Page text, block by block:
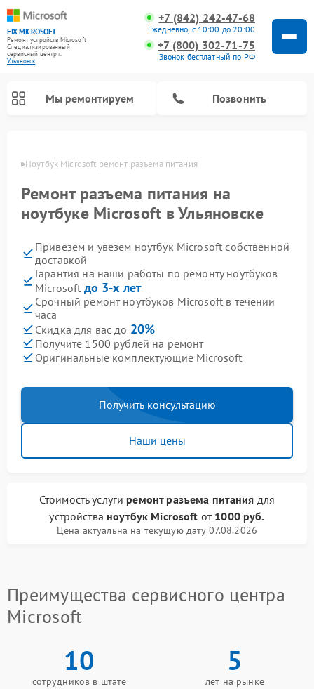
FIX-MICROSOFT
Ремонт устройств Microsoft
Специализированный
cервисный центр г.
Ульяновск
+7 (842) 242-47-68
Ежедневно, с 10:00 до 20:00
+7 (800) 302-71-75
Звонок бесплатный по РФ
Мы ремонтируем Позвонить
Ноутбук Microsoft ремонт разъема питания
Ремонт разъема питания на
ноутбуке Microsoft в Ульяновске
Привезем и увезем ноутбук Microsoft собственной
доставкой
Гарантия на наши работы по ремонту ноутбуков
Microsoft до 3-х лет
Срочный ремонт ноутбуков Microsoft в течении
часа
Скидка для вас до 20%
Получите 1500 рублей на ремонт
Оригинальные комплектующие Microsoft
Получить консультацию
Наши цены
Стоимость услуги ремонт разъема питания для
устройства ноутбук Microsoft от 1000 руб.
Цена актуальна на текущую дату 07.08.2026
Преимущества сервисного центра
Microsoft
10
сотрудников в штате
5
лет на рынке